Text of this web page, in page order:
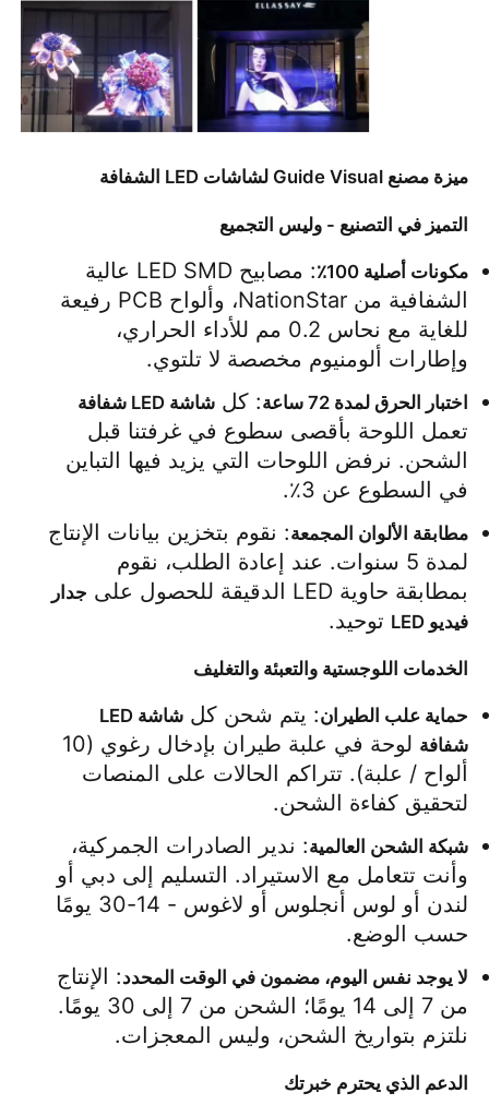
ميزة مصنع Guide Visual لشاشات LED الشفافة
التميز في التصنيع - وليس التجميع
مكونات أصلية 100٪
وإطارات ألومنيوم مخصصة لا تلتوي.
اختبار الحرق لمدة 72 ساعة : كل شاشة LED شفافة
في السطوع عن 3٪.
مطابقة الألوان المجمعة
بمطابقة حاوية LED الدقيقة للحصول على
فيديو LED
توحيد.
الخدمات اللوجستية والتعبئة والتغليف
حماية علب الطيران: يتم شحن كل
شفافة
لتحقيق كفاءة الشحن.
شبكة الشحن العالمية
حسب الوضع.
لا يوجد نفس اليوم، مضمون في الوقت المحدد
نلتزم بتواريخ الشحن، وليس المعجزات.
الدعم الذي يحترم خبرتك